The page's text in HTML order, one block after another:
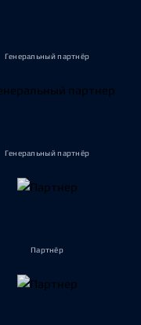
Генеральный партнёр
Генеральный партнёр
Партнёр